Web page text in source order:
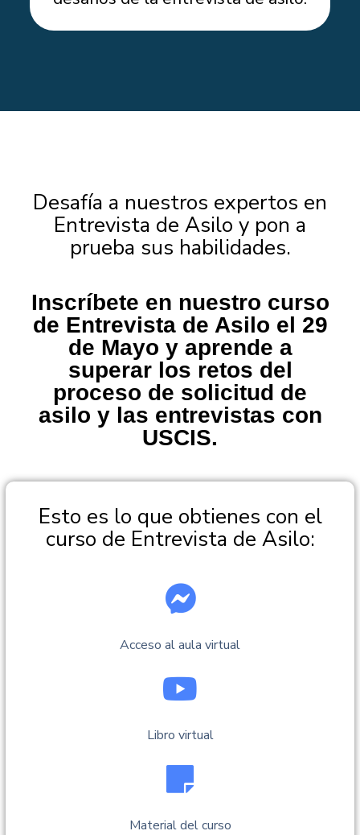
Desafía a nuestros expertos en
Entrevista de Asilo y pon a
prueba sus habilidades.
Inscríbete en nuestro curso
de Entrevista de Asilo el 29
de Mayo y aprende a
superar los retos del
proceso de solicitud de
asilo y las entrevistas con
USCIS.
Esto es lo que obtienes con el
curso de Entrevista de Asilo:
Acceso al aula virtual
Libro virtual
Material del curso